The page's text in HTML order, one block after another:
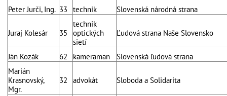
Peter Jurči, Ing. 33 technik Slovenská národná strana
Juraj Kolesár 35
technik
optických
sietí
Ľudová strana Naše Slovensko
Ján Kozák 62 kameraman
Slovenská ľudová strana
Marián
Krasnovský,
Mgr.
32 advokát Sloboda a Solidarita